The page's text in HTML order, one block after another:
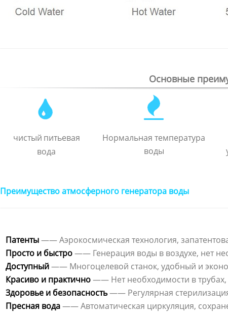
Основные
чистый питьевая
вода
Нормальная температура
воды
Преимущество атмосферного генератора воды
Патенты—— Аэрокосмическая технология,
Просто и быстро—— Генерация воды в воздухе, нет
Доступный—— Многоцелевой станок, удобный и
Красиво и практично—— Нет необходимости в трубах,
Здоровье и безопасность—— Регулярная
Пресная вода—— Автоматическая циркуляция,